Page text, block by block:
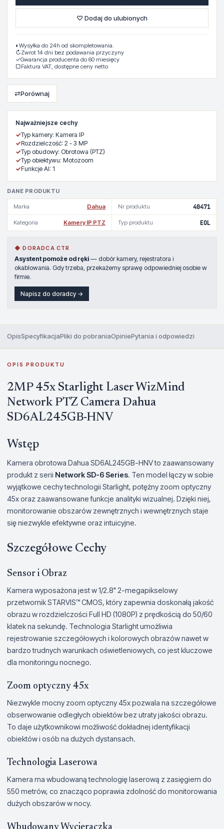
Najważniejsze cechy
✓Typ kamery: Kamera IP
✓Rozdzielczość: 2 - 3 MP
✓Typ obudowy: Obrotowa (PTZ)
✓Typ obiektywu: Motozoom
✓Funkcje AI: 1
DANE PRODUKTU
Marka Dahua Nr produktu 40471
Kategoria Kamery IP PTZ Typ produktu EOL
◆ DORADCA CTR
Asystent pomoże od ręki — dobór kamery, rejestratora i
okablowania. Gdy trzeba, przekażemy sprawę odpowiedniej osobie w
firmie.
Napisz do doradcy →
♡ Dodaj do ulubionych
◐ Wysyłka do 24h od skompletowania.
↻Zwrot 14 dni bez podawania przyczyny
✓Gwarancja producenta do 60 miesięcy
▢Faktura VAT, dostępne ceny netto
⇄Porównaj
OpisSpecyfikacjaPliki do pobraniaOpiniePytania i odpowiedzi
OPIS PRODUKTU
2MP 45x Starlight Laser WizMind
Network PTZ Camera Dahua
SD6AL245GB-HNV
Wstęp
Kamera obrotowa Dahua SD6AL245GB-HNV to zaawansowany
produkt z serii Network SD-6 Series. Ten model łączy w sobie
wyjątkowe cechy technologii Starlight, potężny zoom optyczny
45x oraz zaawansowane funkcje analityki wizualnej. Dzięki niej,
monitorowanie obszarów zewnętrznych i wewnętrznych staje
się niezwykle efektywne oraz intuicyjne.
Szczegółowe Cechy
Sensor i Obraz
Kamera wyposażona jest w 1/2.8" 2-megapikselowy
przetwornik STARVIS™ CMOS, który zapewnia doskonałą jakość
obrazu w rozdzielczości Full HD (1080P) z prędkością do 50/60
klatek na sekundę. Technologia Starlight umożliwia
rejestrowanie szczegółowych i kolorowych obrazów nawet w
bardzo trudnych warunkach oświetleniowych, co jest kluczowe
dla monitoringu nocnego.
Zoom optyczny 45x
Niezwykle mocny zoom optyczny 45x pozwala na szczegółowe
obserwowanie odległych obiektów bez utraty jakości obrazu.
To daje użytkownikowi możliwość dokładnej identyfikacji
obiektów i osób na dużych dystansach.
Technologia Laserowa
Kamera ma wbudowaną technologię laserową z zasięgiem do
550 metrów, co znacząco poprawia zdolność do monitorowania
dużych obszarów w nocy.